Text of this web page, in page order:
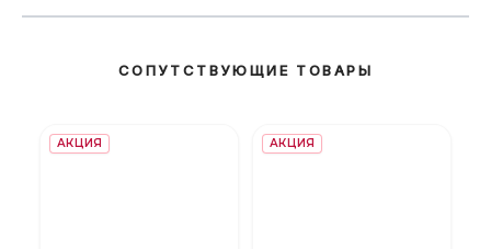
СОПУТСТВУЮЩИЕ ТОВАРЫ
АКЦИЯ АКЦИЯ